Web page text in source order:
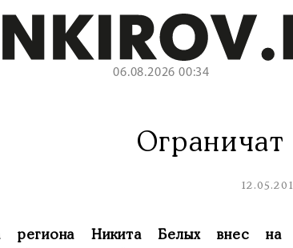
06.08.2026 00:34
Ограничат
региона Никита Белых внес на